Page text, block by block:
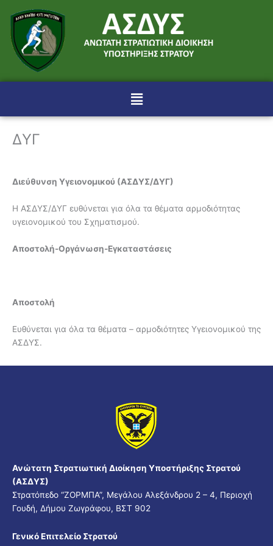
περιεχόμενο
Menu
ΔΥΓ
Διεύθυνση Υγειονομικού (ΑΣΔΥΣ/ΔΥΓ)
Η ΑΣΔΥΣ/ΔΥΓ ευθύνεται για όλα τα θέματα αρμοδιότητας
υγειονομικού του Σχηματισμού.
Αποστολή-Οργάνωση-Εγκαταστάσεις
Αποστολή
Ευθύνεται για όλα τα θέματα – αρμοδιότητες Υγειονομικού της
ΑΣΔΥΣ.
Ανώτατη Στρατιωτική Διοίκηση Υποστήριξης Στρατού
(ΑΣΔΥΣ)
Στρατόπεδο “ΖΟΡΜΠΑ”, Μεγάλου Αλεξάνδρου 2 – 4, Περιοχή
Γουδή, Δήμου Ζωγράφου, ΒΣΤ 902
Γενικό Επιτελείο Στρατού